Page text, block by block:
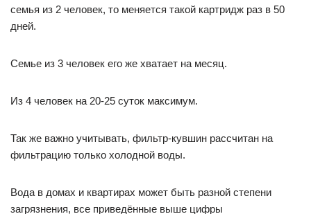
семья из 2 человек, то меняется такой картридж раз в 50
дней.
Семье из 3 человек его же хватает на месяц.
Из 4 человек на 20-25 суток максимум.
Так же важно учитывать, фильтр-кувшин рассчитан на
фильтрацию только холодной воды.
Вода в домах и квартирах может быть разной степени
загрязнения, все приведённые выше цифры